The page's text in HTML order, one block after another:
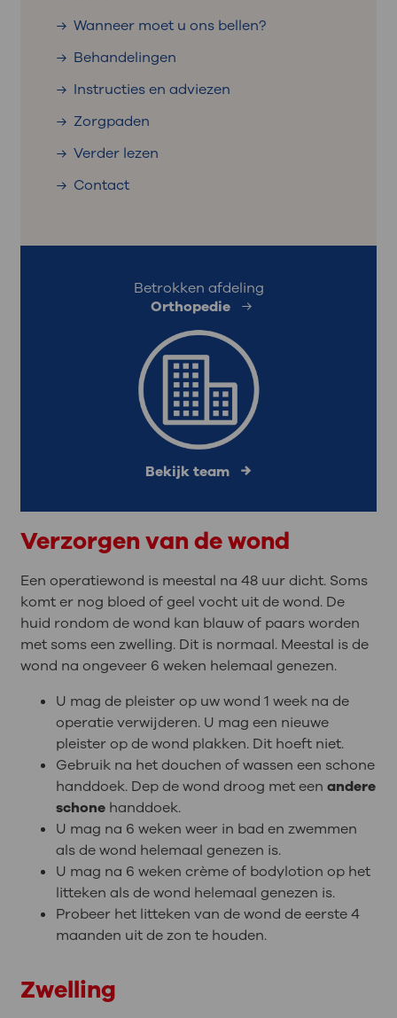
Wanneer moet u ons bellen?
Behandelingen
Instructies en adviezen
Zorgpaden
Verder lezen
Contact
Betrokken afdeling
Orthopedie
Bekijk team
Verzorgen van de wond
Een operatiewond is meestal na 48 uur dicht. Soms
komt er nog bloed of geel vocht uit de wond. De
huid rondom de wond kan blauw of paars worden
met soms een zwelling. Dit is normaal. Meestal is de
wond na ongeveer 6 weken helemaal genezen.
U mag de pleister op uw wond 1 week na de
operatie verwijderen. U mag een nieuwe
pleister op de wond plakken. Dit hoeft niet.
Gebruik na het douchen of wassen een schone
handdoek. Dep de wond droog met een andere
schone handdoek.
U mag na 6 weken weer in bad en zwemmen
als de wond helemaal genezen is.
U mag na 6 weken crème of bodylotion op het
litteken als de wond helemaal genezen is.
Probeer het litteken van de wond de eerste 4
maanden uit de zon te houden.
Zwelling